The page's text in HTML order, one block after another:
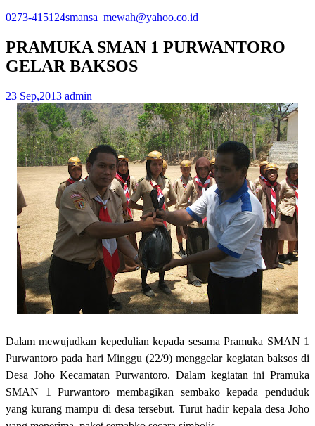
0273-415124smansa_mewah@yahoo.co.id
PRAMUKA SMAN 1 PURWANTORO
GELAR BAKSOS
23 Sep,2013 admin
Dalam mewujudkan kepedulian kepada sesama Pramuka SMAN 1
Purwantoro pada hari Minggu (22/9) menggelar kegiatan baksos di
Desa Joho Kecamatan Purwantoro. Dalam kegiatan ini Pramuka
SMAN 1 Purwantoro membagikan sembako kepada penduduk
yang kurang mampu di desa tersebut. Turut hadir kepala desa Joho